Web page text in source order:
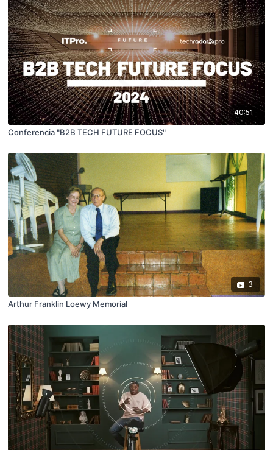
40:51
Conferencia "B2B TECH FUTURE FOCUS"
3
Arthur Franklin Loewy Memorial